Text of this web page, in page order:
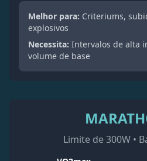
Melhor para: Criteriums,
explosivos
Necessita: Intervalos de alta
volume de base
Limite de 300W •